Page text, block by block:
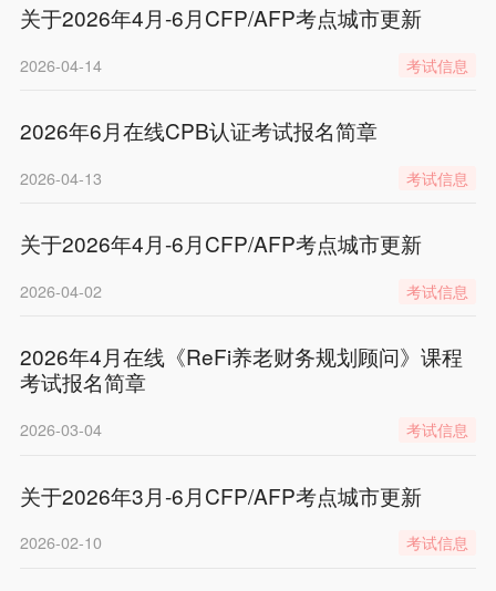
关于2026年4月-6月CFP/AFP考点城市更新
2026-04-14 考试信息
2026年6月在线CPB认证考试报名简章
2026-04-13 考试信息
关于2026年4月-6月CFP/AFP考点城市更新
2026-04-02 考试信息
2026年4月在线《ReFi养老财务规划顾问》课程
考试报名简章
2026-03-04 考试信息
关于2026年3月-6月CFP/AFP考点城市更新
2026-02-10 考试信息